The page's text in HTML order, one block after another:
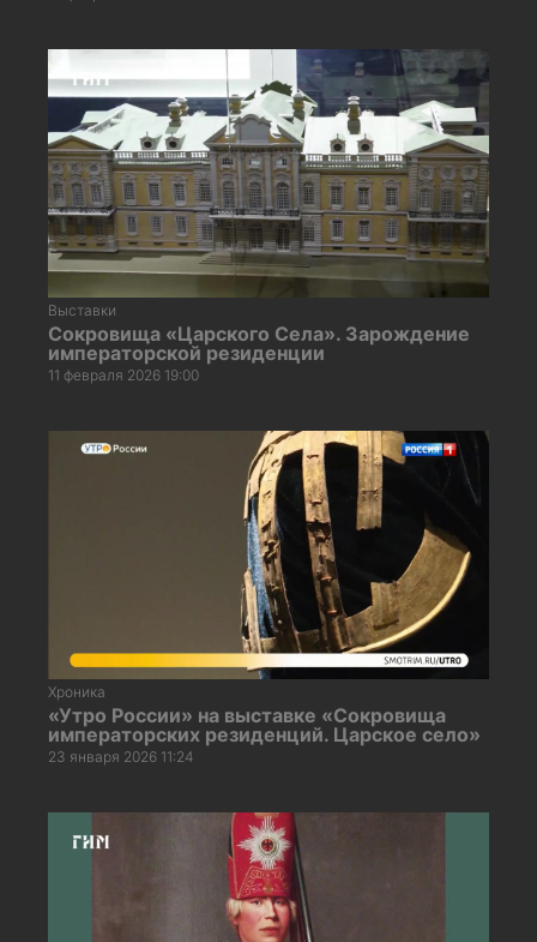
Выставки
Сокровища «Царского Села». Зарождение
императорской резиденции
11 февраля 2026 19:00
Хроника
«Утро России» на выставке «Сокровища
императорских резиденций. Царское село»
23 января 2026 11:24